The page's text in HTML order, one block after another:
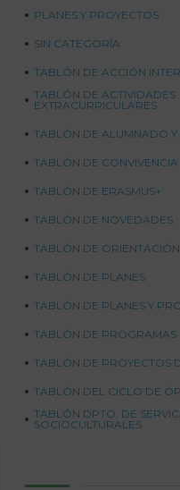
PLANES Y PROYECTOS
SIN CATEGORÍA
TABLÓN DE ACCIÓN
TABLÓN DE ACTIVIDADES
EXTRACURRICULARES
TABLÓN DE ALUMNADO Y
TABLÓN DE CONVIVENCIA
TABLÓN DE ERASMUS+
TABLÓN DE NOVEDADES
TABLÓN DE ORIENTACIÓN
TABLÓN DE PLANES
TABLÓN DE PLANES Y
TABLÓN DE PROGRAMAS
TABLÓN DE PROYECTOS
TABLÓN DEL CICLO DE
TABLÓN DPTO. DE
SOCIOCULTURALES